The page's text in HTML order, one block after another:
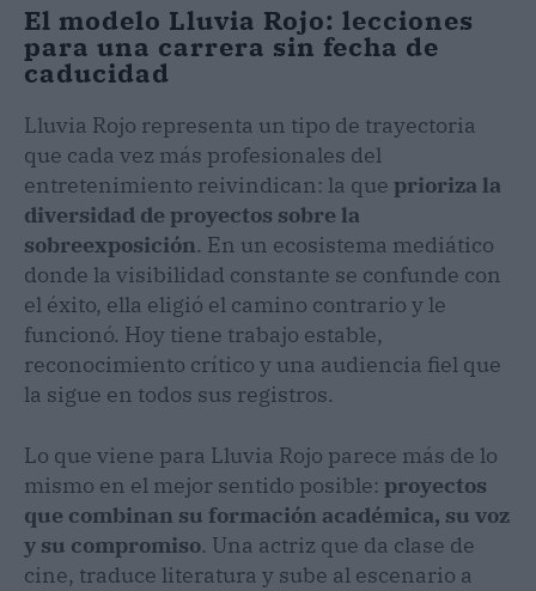
El modelo Lluvia Rojo: lecciones
para una carrera sin fecha de
caducidad
Lluvia Rojo representa un tipo de trayectoria
que cada vez más profesionales del
entretenimiento reivindican: la que prioriza la
diversidad de proyectos sobre la
sobreexposición. En un ecosistema mediático
donde la visibilidad constante se confunde con
el éxito, ella eligió el camino contrario y le
funcionó. Hoy tiene trabajo estable,
reconocimiento crítico y una audiencia fiel que
la sigue en todos sus registros.
Lo que viene para Lluvia Rojo parece más de lo
mismo en el mejor sentido posible: proyectos
que combinan su formación académica, su voz
y su compromiso. Una actriz que da clase de
cine, traduce literatura y sube al escenario a